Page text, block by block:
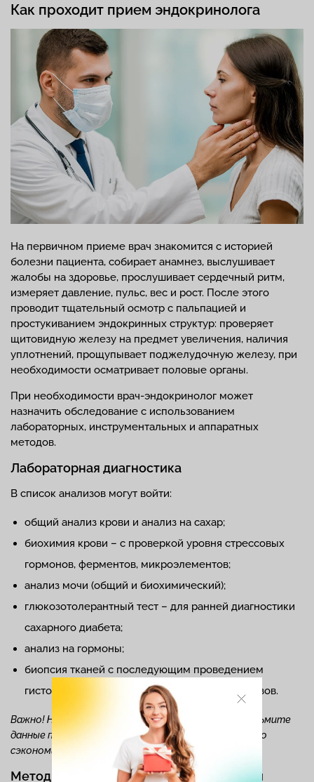
Как проходит прием эндокринолога
На первичном приеме врач знакомится с историей
болезни пациента, собирает анамнез, выслушивает
жалобы на здоровье, прослушивает сердечный ритм,
измеряет давление, пульс, вес и рост. После этого
проводит тщательный осмотр с пальпацией и
простукиванием эндокринных структур: проверяет
щитовидную железу на предмет увеличения, наличия
уплотнений, прощупывает поджелудочную железу, при
необходимости осматривает половые органы.
При необходимости врач-эндокринолог может
назначить обследование с использованием
лабораторных, инструментальных и аппаратных
методов.
Лабораторная диагностика
В список анализов могут войти:
общий анализ крови и анализ на сахар;
биохимия крови – с проверкой уровня стрессовых
гормонов, ферментов, микроэлементов;
анализ мочи (общий и биохимический);
глюкозотолерантный тест – для ранней диагностики
сахарного диабета;
анализ на гормоны;
биопсия тканей с последующим проведением
гистологического или цитологического анализов.
Важно! На прием к эндокринологу обязательно возьмите
данные предыдущих исследований. Это значительно
сэкономит время установления диагноза.
Методы инструментальной диагностики